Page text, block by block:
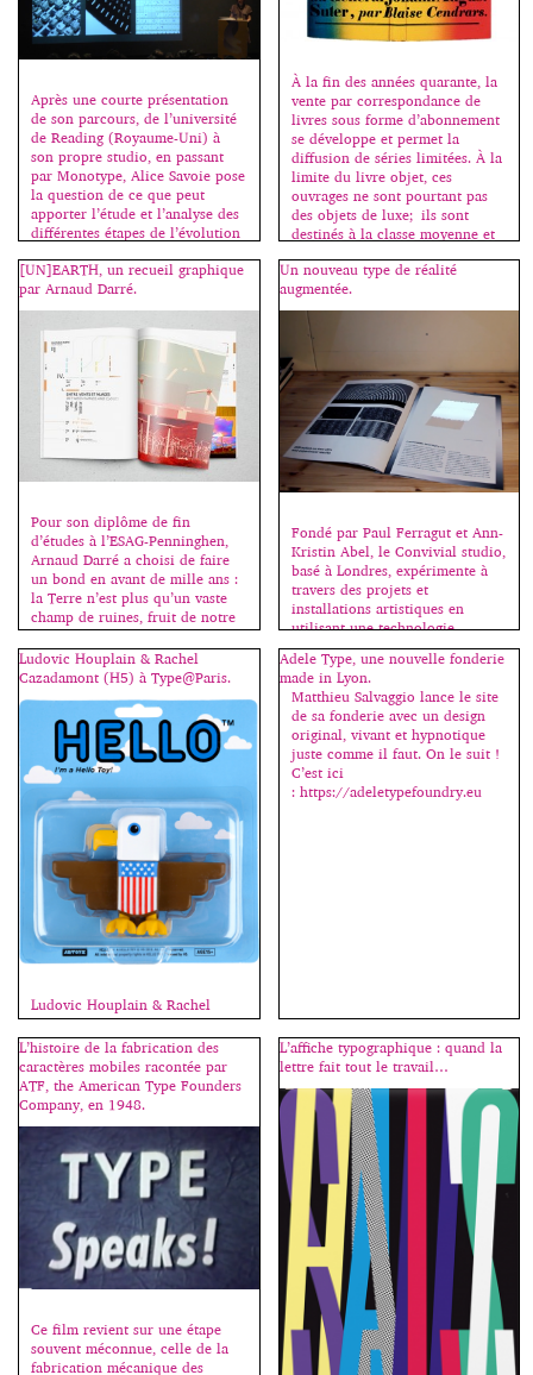
Après une courte présentation
de son parcours, de l’université
de Reading (Royaume-Uni) à
son propre studio, en passant
par Monotype, Alice Savoie pose
la question de ce que peut
apporter l’étude et l’analyse des
différentes étapes de l’évolution
caractères à un concepteur
contemporain. Comment sont
exploitées spécifiquement les
nouveautés ? À quoi […]
À la fin des années quarante, la
vente par correspondance de
livres sous forme d’abonnement
se développe et permet la
diffusion de séries limitées. À la
limite du livre objet, ces
ouvrages ne sont pourtant pas
des objets de luxe; ils sont
destinés à la classe moyenne et
les voient […]
[UN]EARTH, un recueil graphique
par Arnaud Darré.
Pour son diplôme de fin
d’études à l’ESAG-Penninghen,
Arnaud Darré a choisi de faire
un bond en avant de mille ans :
la Terre n’est plus qu’un vaste
champ de ruines, fruit de notre
création. Un monde oublié dans
le temps et l’espace… Presque
oublié. Venus du fin fond du
cosmos, un peuple découvre
Un nouveau type de réalité
augmentée.
Fondé par Paul Ferragut et Ann-
Kristin Abel, le Convivial studio,
basé à Londres, expérimente à
travers des projets et
installations artistiques en
utilisant une technologie
innovante. On peut lire sur le
blog Graphiline : Si cette
nouvelle technique fonctionne
sans téléphone portable, elle
nécessite cependant un
ordinateur, un projecteur et une
Kinect. La Kinect est un boîtier
[…]
Ludovic Houplain & Rachel
Cazadamont (H5) à Type@Paris.
Ludovic Houplain & Rachel
Cazadamont (H5) racontent leur
collaboration avec certains
artistes de la French Touch,
l’exposition Hello H5 et la
conception graphique de la
campagne d’Anne Hidalgo pour
les dernières municipales à
Paris. Une utilisation simple et
radicale de caractères
classiques, remaniés si
nécessaire pour renforcer
l’impact recherché. Plus
d’images sur le site […]
Adele Type, une nouvelle fonderie
made in Lyon.
Matthieu Salvaggio lance le site
de sa fonderie avec un design
original, vivant et hypnotique
juste comme il faut. On le suit !
C’est ici
: https://adeletypefoundry.eu
L’histoire de la fabrication des
caractères mobiles racontée par
ATF, the American Type Founders
Company, en 1948.
Ce film revient sur une étape
souvent méconnue, celle de la
fabrication mécanique des
L’affiche typographique : quand la
lettre fait tout le travail…